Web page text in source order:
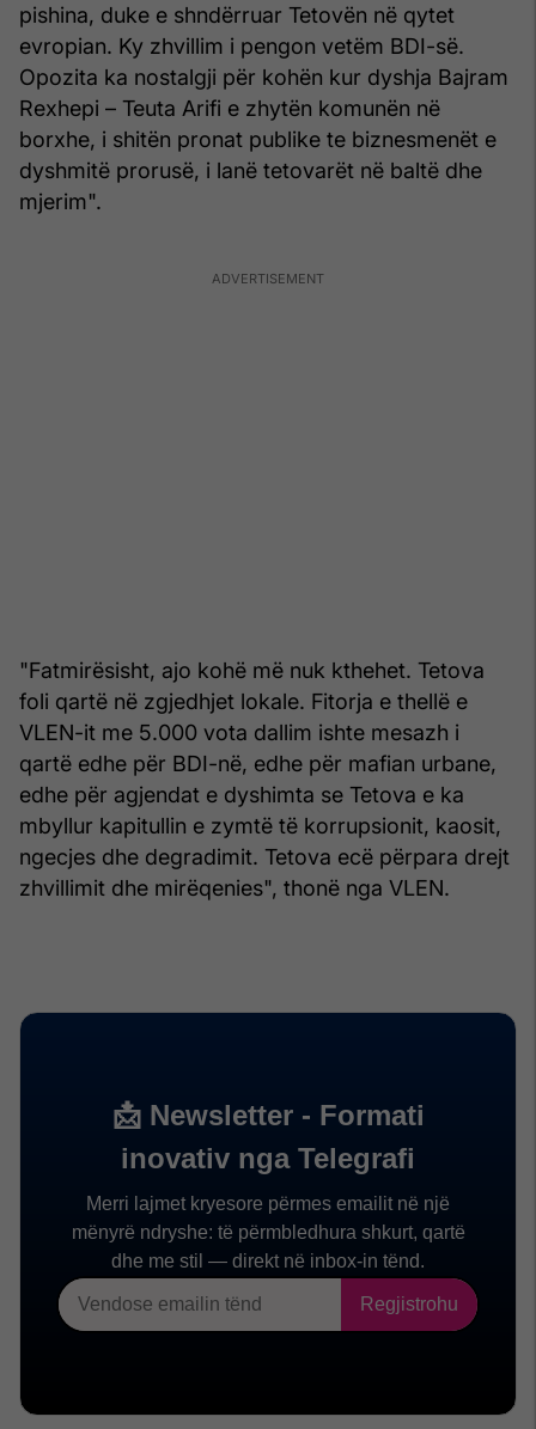
pishina, duke e shndërruar Tetovën në qytet
evropian. Ky zhvillim i pengon vetëm BDI-së.
Opozita ka nostalgji për kohën kur dyshja Bajram
Rexhepi – Teuta Arifi e zhytën komunën në
borxhe, i shitën pronat publike te biznesmenët e
dyshmitë prorusë, i lanë tetovarët në baltë dhe
mjerim".
"Fatmirësisht, ajo kohë më nuk kthehet. Tetova
foli qartë në zgjedhjet lokale. Fitorja e thellë e
VLEN-it me 5.000 vota dallim ishte mesazh i
qartë edhe për BDI-në, edhe për mafian urbane,
edhe për agjendat e dyshimta se Tetova e ka
mbyllur kapitullin e zymtë të korrupsionit, kaosit,
ngecjes dhe degradimit. Tetova ecë përpara drejt
zhvillimit dhe mirëqenies", thonë nga VLEN.